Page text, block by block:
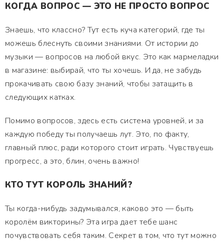
КОГДА ВОПРОС — ЭТО НЕ ПРОСТО ВОПРОС
Знаешь, что классно? Тут есть куча категорий, где ты
можешь блеснуть своими знаниями. От истории до
музыки — вопросов на любой вкус. Это как мармеладки
в магазине: выбирай, что ты хочешь. И да, не забудь
прокачивать свою базу знаний, чтобы затащить в
следующих катках.
Помимо вопросов, здесь есть система уровней, и за
каждую победу ты получаешь лут. Это, по факту,
главный плюс, ради которого стоит играть. Чувствуешь
прогресс, а это, блин, очень важно!
КТО ТУТ КОРОЛЬ ЗНАНИЙ?
Ты когда-нибудь задумывался, каково это — быть
королём викторины? Эта игра дает тебе шанс
почувствовать себя таким. Секрет в том, что тут можно